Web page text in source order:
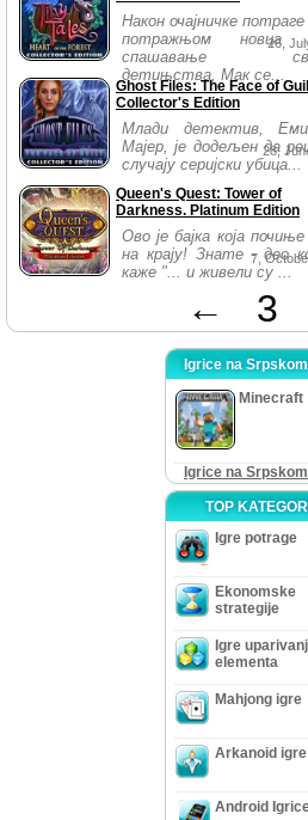
Након очајничке потраге
потражњом новца
спашавање
детињства, Мак се...
26,
Ghost Files: The Face of
Collector's Edition
Млади детектив,
Мајер, је додељен да
случају серијски убица...
28,
Queen's Quest: Tower of
Darkness. Platinum Edition
Ово је бајка која
на крају! Знате - део
каже "... и живели су ...
7,
← 3
Igrice na
Minecraft
Igrice na
TOP
Igre potrage
Ekonomske
strategije
Igre
elementa
Mahjong igre
Arkanoid igre
Android